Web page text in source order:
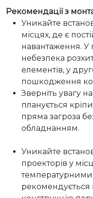
Рекомендації з
Уникайте
місцях, де є
навантаження.
небезпека
елементів, у
Зверніть увагу
планується
пряма загроза
обладнанням.
Уникайте
проекторів у
рекомендується